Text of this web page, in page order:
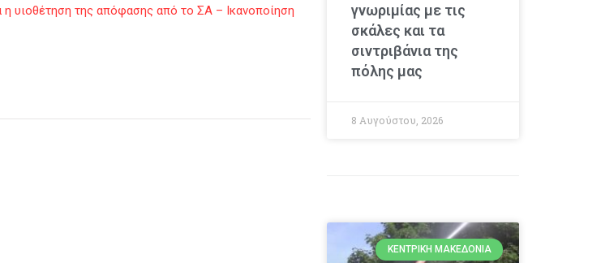
υιοθέτηση της απόφασης από το ΣΑ – Ικανοποίηση
γνωριμίας με τις
σκάλες και τα
σιντριβάνια της
πόλης μας
8 Αυγούστου, 2026
ΚΕΝΤΡΙΚΉ ΜΑΚΕΔΟΝΊΑ